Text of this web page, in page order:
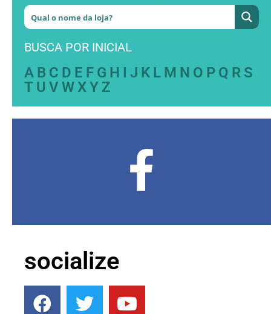
BUSCA POR INICIAL
A B C D E F G H I J K L M N O P Q R S
T U V WXY Z
socialize